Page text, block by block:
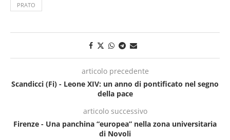
PRATO
articolo precedente
Scandicci (Fi) - Leone XIV: un anno di pontificato nel segno
della pace
articolo successivo
Firenze - Una panchina “europea” nella zona universitaria
di Novoli